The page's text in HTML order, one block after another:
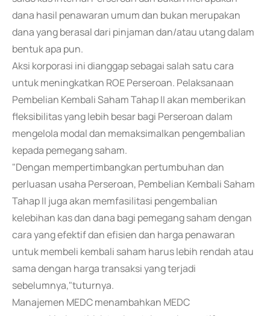
dana hasil penawaran umum dan bukan merupakan
dana yang berasal dari pinjaman dan/atau utang dalam
bentuk apa pun.
Aksi korporasi ini dianggap sebagai salah satu cara
untuk meningkatkan ROE Perseroan. Pelaksanaan
Pembelian Kembali Saham Tahap II akan memberikan
fleksibilitas yang lebih besar bagi Perseroan dalam
mengelola modal dan memaksimalkan pengembalian
kepada pemegang saham.
"Dengan mempertimbangkan pertumbuhan dan
perluasan usaha Perseroan, Pembelian Kembali Saham
Tahap II juga akan memfasilitasi pengembalian
kelebihan kas dan dana bagi pemegang saham dengan
cara yang efektif dan efisien dan harga penawaran
untuk membeli kembali saham harus lebih rendah atau
sama dengan harga transaksi yang terjadi
sebelumnya,"tuturnya.
Manajemen MEDC menambahkan MEDC